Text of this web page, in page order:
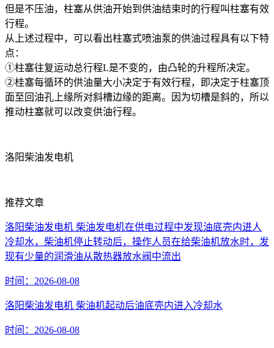
但是不压油，柱塞从供油开始到供油结束时的行程叫柱塞有效
行程。
从上述过程中，可以看出柱塞式喷油泵的供油过程具有以下特
点：
①柱塞往复运动总行程L是不变的，由凸轮的升程所决定。
②桂塞每循环的供油量大小决定于有效行程，即决定于柱塞顶
面至回油孔上缘所对斜槽边缘的距离。因为切槽是斜的，所以
推动柱塞就可以改变供油行程。
洛阳柴油发电机
推荐文章
洛阳柴油发电机 柴油发电机在供电过程中发现油底壳内进人
冷却水，柴油机停止转动后，操作人员在给柴油机放水时，发
现有少量的润滑油从散热器放水阀中流出
时间：2026-08-08
洛阳柴油发电机 柴油机起动后油底壳内进入冷却水
时间：2026-08-08